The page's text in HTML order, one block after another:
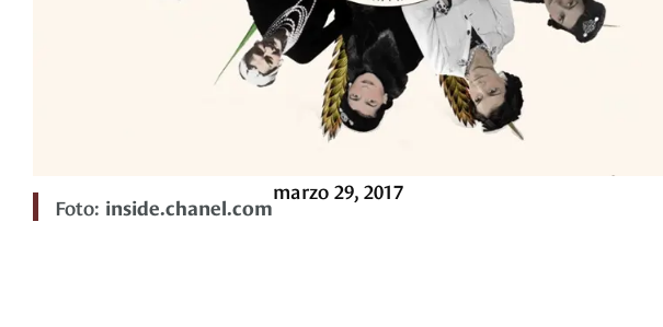
Foto: inside.chanel.com
marzo 29, 2017